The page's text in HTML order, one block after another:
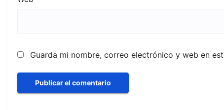
Guarda mi nombre, correo electrónico y web en